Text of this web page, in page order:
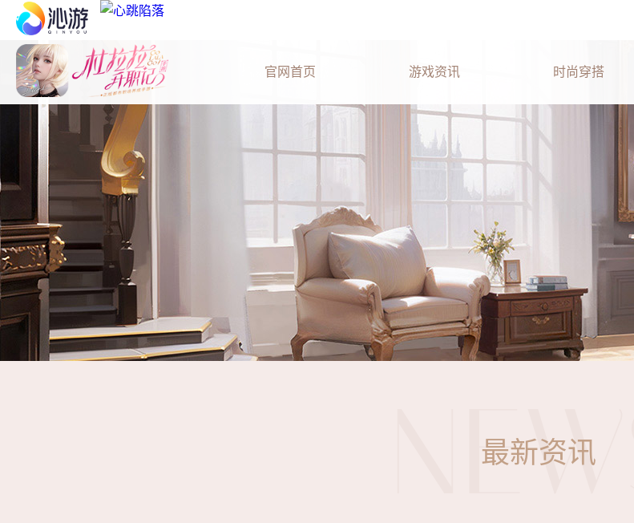
官网首页 游戏资讯 时尚穿搭
最新资讯